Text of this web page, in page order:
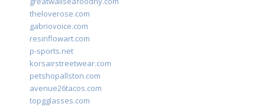
theloverose.com
gabriovoice.com
resinflowart.com
p-sports.net
korsairstreetwear.com
petshopallston.com
avenue26tacos.com
topgglasses.com